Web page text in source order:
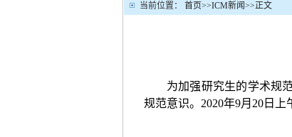
当前位置： 首页>>ICM新闻>>正文
为加强研究生的学术规
规范意识。 2020年9月 20 日上